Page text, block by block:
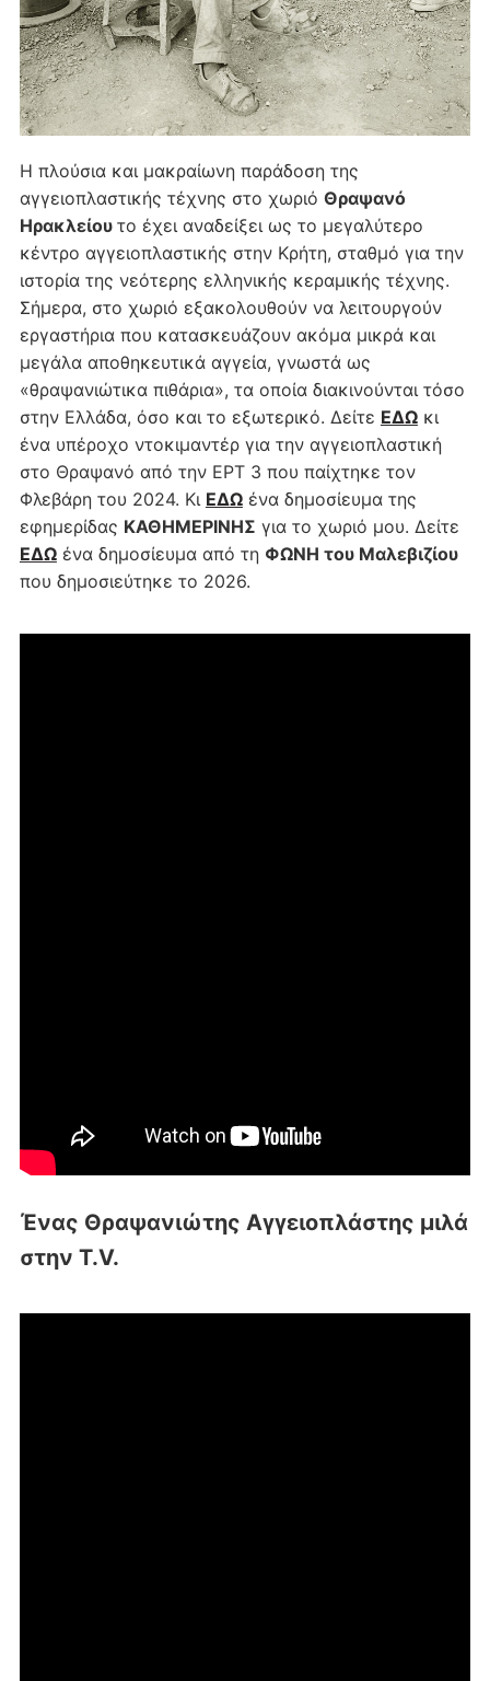
Η πλούσια και μακραίωνη παράδοση της
αγγειοπλαστικής τέχνης στο χωριό Θραψανό
Ηρακλείου το έχει αναδείξει ως το μεγαλύτερο
κέντρο αγγειοπλαστικής στην Κρήτη, σταθμό για την
ιστορία της νεότερης ελληνικής κεραμικής τέχνης.
Σήμερα, στο χωριό εξακολουθούν να λειτουργούν
εργαστήρια που κατασκευάζουν ακόμα μικρά και
μεγάλα αποθηκευτικά αγγεία, γνωστά ως
«θραψανιώτικα πιθάρια», τα οποία διακινούνται τόσο
στην Ελλάδα, όσο και το εξωτερικό. Δείτε ΕΔΩκι
ένα υπέροχο ντοκιμαντέρ για την αγγειοπλαστική
στο Θραψανό από την ΕΡΤ 3 που παίχτηκε τον
Φλεβάρη του 2024. Κι ΕΔΩένα δημοσίευμα της
εφημερίδας ΚΑΘΗΜΕΡΙΝΗΣ για το χωριό μου. Δείτε
ΕΔΩένα δημοσίευμα από τη ΦΩΝΗ του Μαλεβιζίου
που δημοσιεύτηκε το 2026.
Ένας Θραψανιώτης Αγγειοπλάστης μιλά
στην T.V.